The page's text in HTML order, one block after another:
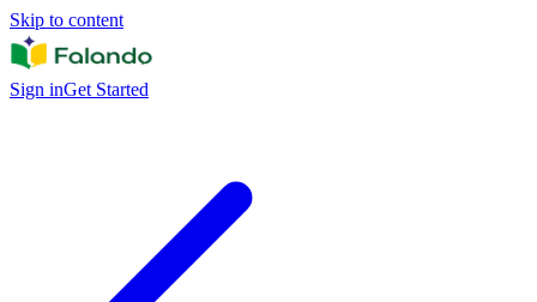
Skip to content
Sign inGet Started